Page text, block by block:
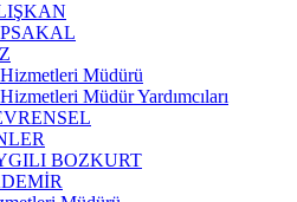
Müdürü
Müdür Yardımcıları
BOZKURT